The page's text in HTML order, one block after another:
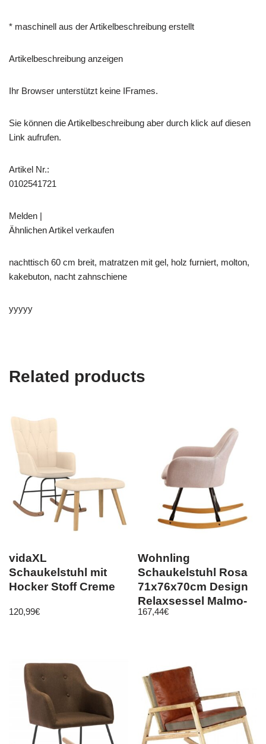
* maschinell aus der Artikelbeschreibung erstellt
Artikelbeschreibung anzeigen
Ihr Browser unterstützt keine IFrames.
Sie können die Artikelbeschreibung aber durch klick auf diesen
Link aufrufen.
Artikel Nr.:
0102541721
Melden |
Ähnlichen Artikel verkaufen
nachttisch 60 cm breit, matratzen mit gel, holz furniert, molton,
kakebuton, nacht zahnschiene
yyyyy
Related products
vidaXL
Schaukelstuhl mit
Hocker Stoff Creme
120,99€
Wohnling
Schaukelstuhl Rosa
71x76x70cm Design
Relaxsessel Malmo-
Stoff / Holz | Schwin
167,44€